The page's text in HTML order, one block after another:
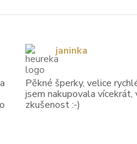
Pěkné šperky, velice
jsem nakupovala vícekrát,
zkušenost :-)
janinka